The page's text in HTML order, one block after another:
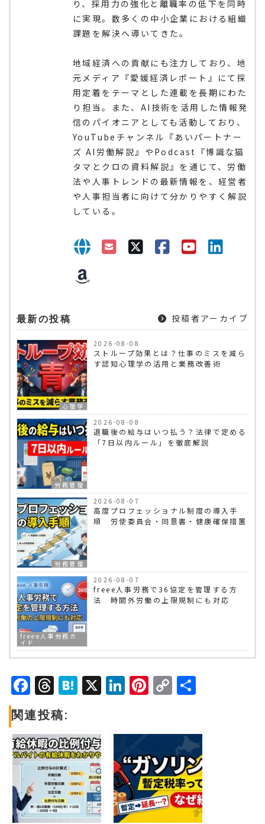
り、採用力の強化と離職率の低下を同時
に実現。数多くの中小企業における組織
課題を解決へ導いてきた。
地域経済への貢献にも注力しており、地
元メディア『愛媛経済レポート』にて採
用定着をテーマとした連載を長期にわた
り担当。また、AI技術を活用した情報発
信のパイオニアとしても活動しており、
YouTubeチャンネル『あいパートナー
ズ AI労働解説』やPodcast『博識な猫
タマとクロの資料解説』を通じて、労働
法や人事トレンドの最新情報を、経営者
や人事担当者に向けて分かりやすく解説
している。
最新の投稿 投稿者アーカイブ
心理学
2026-08-08
ストループ効果とは？仕事のミスを減ら
す認知心理学の活用と業務改善術
労務管理
2026-08-08
退職後の給与はいつ払う？法律で定める
「7日以内ルール」を徹底解説
労務管理
2026-08-07
高度プロフェッショナル制度の導入手
順 労使委員会・同意書・健康確保措置
freee人事労務ガ
イド
2026-08-07
freee人事労務で36協定を管理する方
法 時間外労働の上限規制にも対応
Facebook
Threads
Hatena
X LinkedIn
Pinterest
Copy
関連投稿: